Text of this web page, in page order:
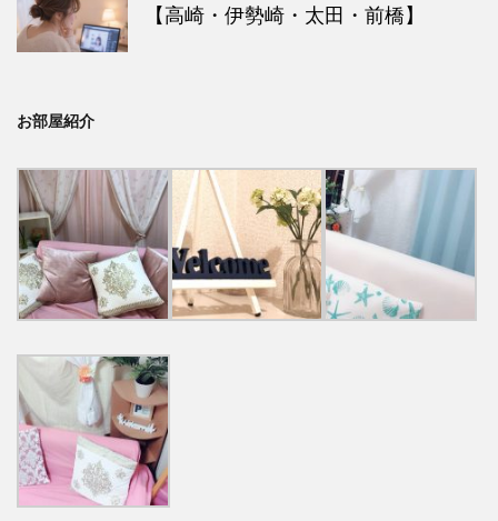
【高崎・伊勢崎・太田・前橋】
お部屋紹介